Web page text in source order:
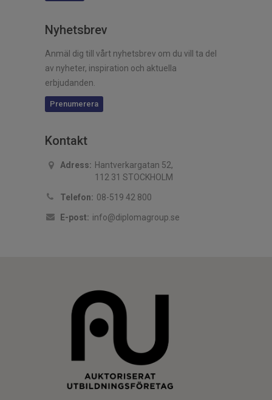
Nyhetsbrev
Anmäl dig till vårt nyhetsbrev om du vill ta del
av nyheter, inspiration och aktuella
erbjudanden.
Prenumerera
Kontakt
Adress: Hantverkargatan 52,
112 31 STOCKHOLM
Telefon: 08-519 42 800
E-post: info@diplomagroup.se